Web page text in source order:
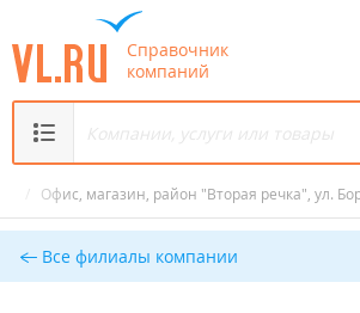
Справочник
компаний
Офис, магазин, район "Вторая речка", ул.
Все филиалы компании